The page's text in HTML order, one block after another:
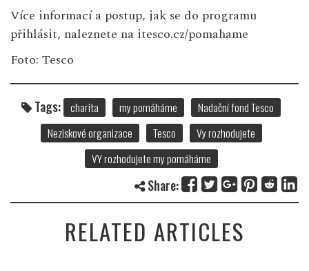
Více informací a postup, jak se do programu
přihlásit, naleznete na itesco.cz/pomahame
Foto: Tesco
Tags: charita my pomáháme
Nadační fond Tesco
Neziskové organizace
Tesco
Vy rozhodujete
VY rozhodujete my pomáháme
Share:
RELATED ARTICLES